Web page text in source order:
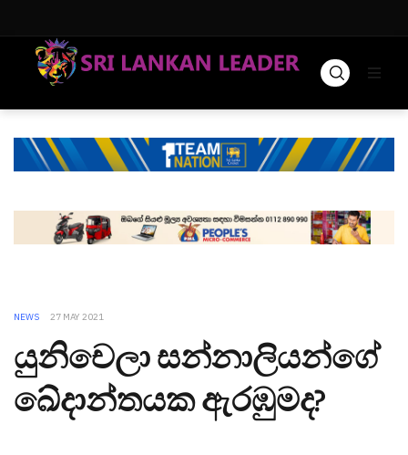
NEWS 27 MAY 2021
යුනිචෙලා සන්නාලියන්ගේ
ඛේදාන්තයක ඇරඹුමද?